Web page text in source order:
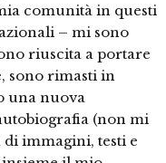
comunità in questi
– mi sono
riuscita a portare
sono rimasti in
una nuova
(non mi
di immagini, testi e